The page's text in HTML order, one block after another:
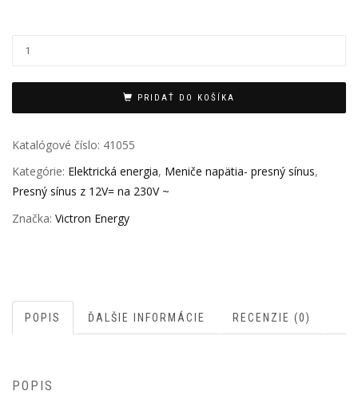
PRIDAŤ DO KOŠÍKA
Katalógové číslo: 41055
Kategórie: Elektrická energia, Meniče napätia- presný sínus,
Presný sínus z 12V= na 230V ~
Značka: Victron Energy
POPIS ĎALŠIE INFORMÁCIE RECENZIE (0)
POPIS